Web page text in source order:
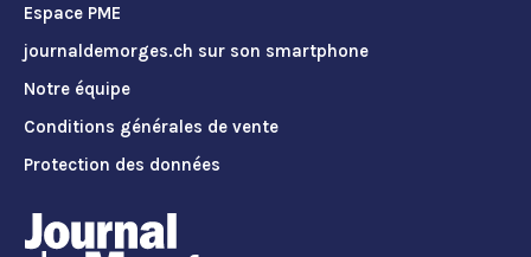
Espace PME
journaldemorges.ch sur son smartphone
Notre équipe
Conditions générales de vente
Protection des données